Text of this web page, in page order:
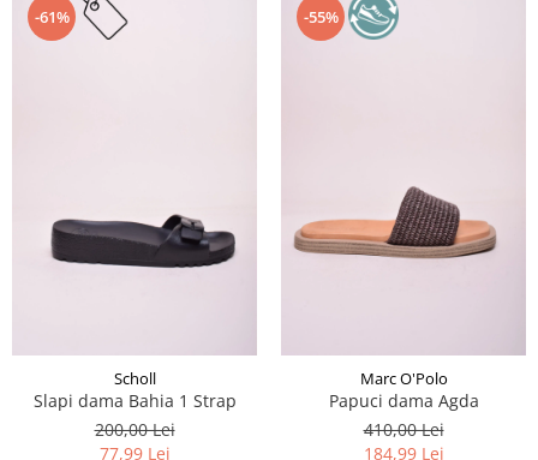
-61%
Scholl
Slapi dama Bahia 1 Strap
200,00 Lei
77,99 Lei
-55%
Marc O'Polo
Papuci dama Agda
410,00 Lei
184,99 Lei